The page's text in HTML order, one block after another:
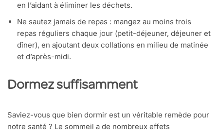
en l’aidant à éliminer les déchets.
Ne sautez jamais de repas : mangez au moins trois
repas réguliers chaque jour (petit-déjeuner, déjeuner et
dîner), en ajoutant deux collations en milieu de matinée
et d’après-midi.
Dormez suffisamment
Saviez-vous que bien dormir est un véritable remède pour
notre santé ? Le sommeil a de nombreux effets